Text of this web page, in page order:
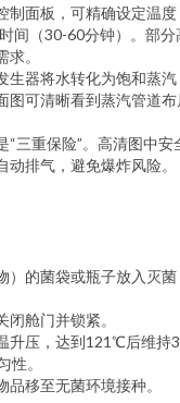
制面板，可精确设定温度
间（30-60分钟）。部分
。
生器将水转化为饱和蒸汽
图可清晰看到蒸汽管道布
“三重保险”。高清图中安
排气，避免爆炸风险。
）的菌袋或瓶子放入灭菌
闭舱门并锁紧。
升压，达到121℃后维持
性。
品移至无菌环境接种。